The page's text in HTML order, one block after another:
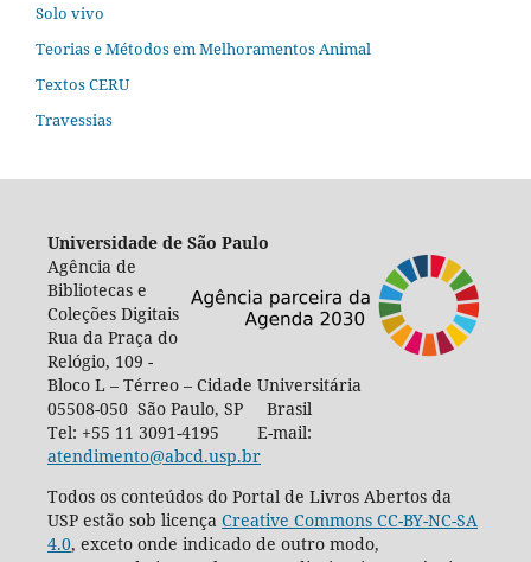
Solo vivo
Teorias e Métodos em Melhoramentos Animal
Textos CERU
Travessias
Universidade de São Paulo
Agência de
Bibliotecas e
Coleções Digitais
Rua da Praça do
Relógio, 109 -
Bloco L – Térreo – Cidade Universitária
05508-050 São Paulo, SP Brasil
Tel: +55 11 3091-4195 E-mail:
atendimento@abcd.usp.br
Todos os conteúdos do Portal de Livros Abertos da
USP estão sob licença Creative Commons CC-BY-NC-SA
4.0, exceto onde indicado de outro modo,